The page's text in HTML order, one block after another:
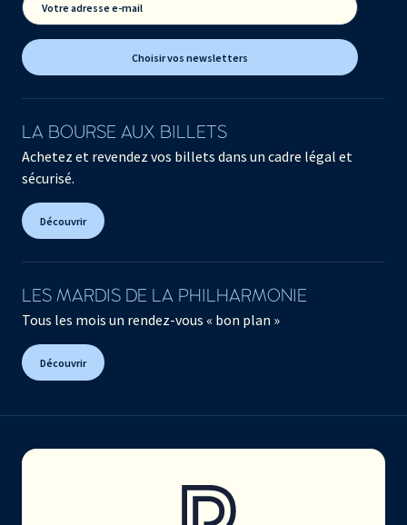
Votre adresse e-mail
Choisir vos newsletters
LA BOURSE AUX BILLETS
Achetez et revendez vos billets dans un cadre légal et
sécurisé.
Découvrir
LES MARDIS DE LA PHILHARMONIE
Tous les mois un rendez-vous « bon plan »
Découvrir